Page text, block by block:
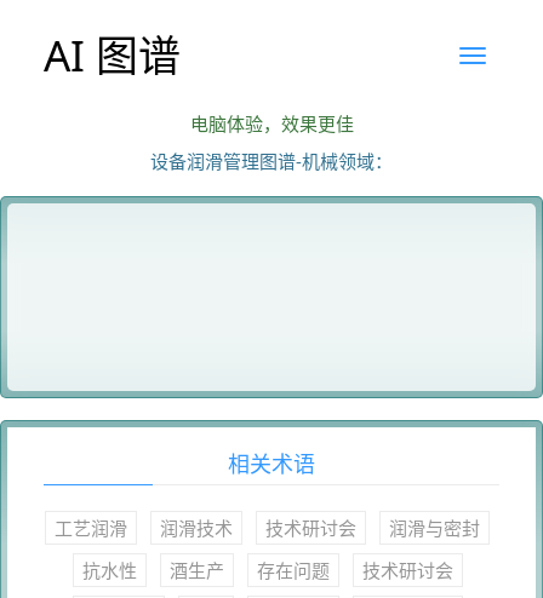
AI 图谱
电脑体验，效果更佳
设备润滑管理图谱-机械领域：
相关术语
工艺润滑 润滑技术 技术研讨会
润滑与密封
抗水性
酒生产 存在问题
技术研讨会